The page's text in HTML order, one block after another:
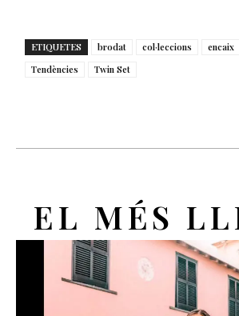
ETIQUETES brodat col·leccions encaix
Tendències
Twin Set
EL MÉS